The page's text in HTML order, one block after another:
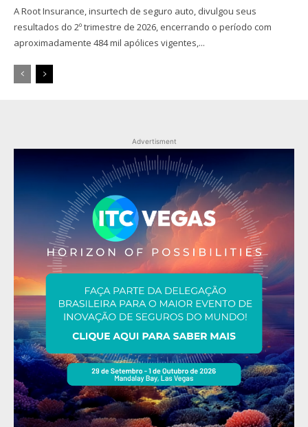
A Root Insurance, insurtech de seguro auto, divulgou seus
resultados do 2º trimestre de 2026, encerrando o período com
aproximadamente 484 mil apólices vigentes,...
Advertisment